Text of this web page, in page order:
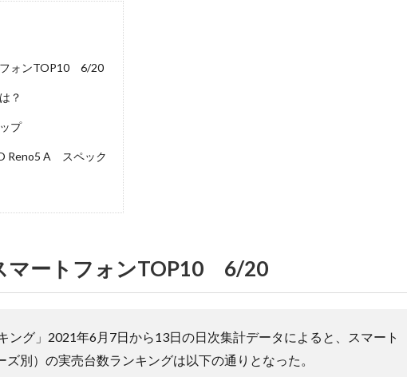
フォンTOP10 6/20
？
プ
Reno5 A スペック
マートフォンTOP10 6/20
グ」2021年6月7日から13日の日次集計データによると、スマート
ズ別）の実売台数ランキングは以下の通りとなった。